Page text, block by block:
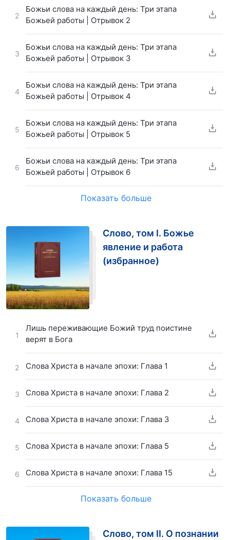
2
Божьи слова на каждый день: Три этапа
Божьей работы | Отрывок 2
3
Божьи слова на каждый день: Три этапа
Божьей работы | Отрывок 3
4
Божьи слова на каждый день: Три этапа
Божьей работы | Отрывок 4
5
Божьи слова на каждый день: Три этапа
Божьей работы | Отрывок 5
6
Божьи слова на каждый день: Три этапа
Божьей работы | Отрывок 6
Показать больше
Слово, том I. Божье
явление и работа
(избранное)
1
Лишь переживающие Божий труд поистине
верят в Бога
2 Слова Христа в начале эпохи: Глава 1
3 Слова Христа в начале эпохи: Глава 2
4 Слова Христа в начале эпохи: Глава 3
5 Слова Христа в начале эпохи: Глава 5
6 Слова Христа в начале эпохи: Глава 15
Показать больше
Слово, том II. О познании